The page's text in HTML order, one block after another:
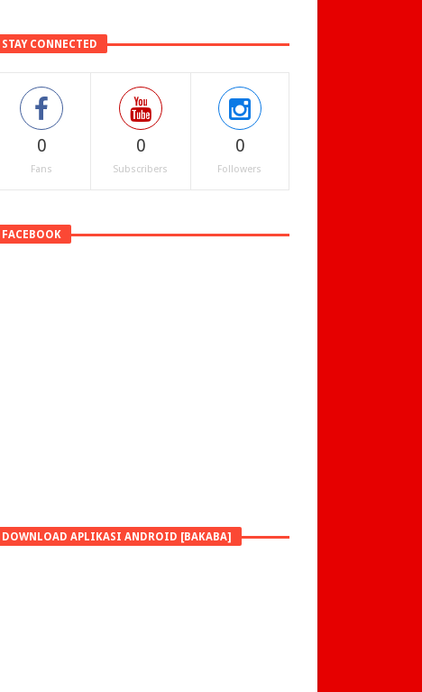
STAY CONNECTED
0
Fans
0
Subscribers
0
Followers
FACEBOOK
DOWNLOAD APLIKASI ANDROID [BAKABA]